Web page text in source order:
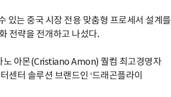
있는 중국 시장 전용 맞춤형 프로세서 설계를
전략을 전개하고 나섰다.
노 아몬(Cristiano Amon) 퀄컴 최고경영자
센터 솔루션 브랜드인 ‘드래곤플라이